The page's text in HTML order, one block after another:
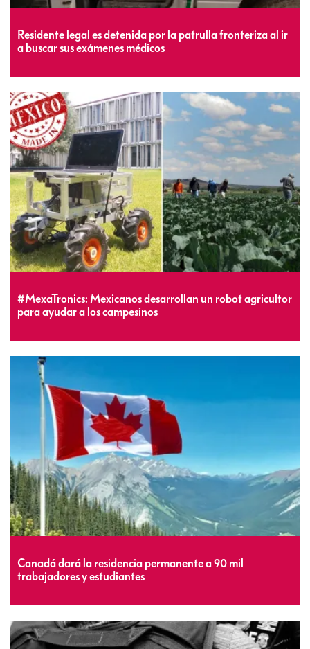
Residente legal es detenida por la patrulla fronteriza al ir
a buscar sus exámenes médicos
#MexaTronics: Mexicanos desarrollan un robot agricultor
para ayudar a los campesinos
Canadá dará la residencia permanente a 90 mil
trabajadores y estudiantes